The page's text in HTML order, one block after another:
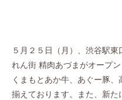
５月２５日（月）、渋谷駅
れん街 精肉あづまがオープン
くまもとあか牛、あぐー豚
揃えております。また、新た